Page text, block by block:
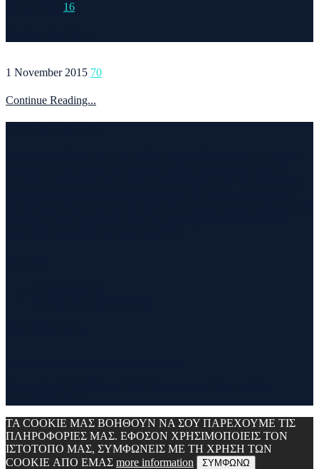
16
1 November 2015 70
Continue Reading...
ΤΑ COOKIE ΜΑΣ ΒΟΗΘΟΥΝ ΝΑ ΣΟΥ ΠΑΡΕΧΟΥΜΕ ΤΙΣ
ΠΛΗΡΟΦΟΡΙΕΣ ΜΑΣ. ΕΦΟΣΟΝ ΧΡΗΣΙΜΟΠΟΙΕΙΣ ΤΟΝ
ΙΣΤΟΤΟΠΟ ΜΑΣ, ΣΥΜΦΩΝΕΙΣ ΜΕ ΤΗ ΧΡΗΣΗ ΤΩΝ
COOKIE ΑΠΟ ΕΜΑΣ more information ΣΥΜΦΩΝΩ